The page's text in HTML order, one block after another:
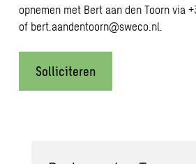
opnemen met Bert aan den Toorn via
of bert.aandentoorn@sweco.nl
Solliciteren